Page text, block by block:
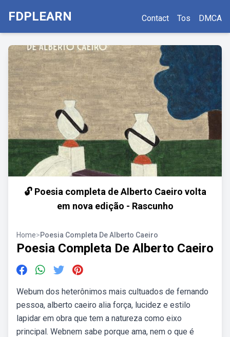
FDPLEARN Contact Tos DMCA
🔓 Poesia completa de Alberto Caeiro volta
em nova edição - Rascunho
Home>Poesia Completa De Alberto Caeiro
Poesia Completa De Alberto Caeiro
Webum dos heterônimos mais cultuados de fernando
pessoa, alberto caeiro alia força, lucidez e estilo
lapidar em obra que tem a natureza como eixo
principal. Webnem sabe porque ama, nem o que é